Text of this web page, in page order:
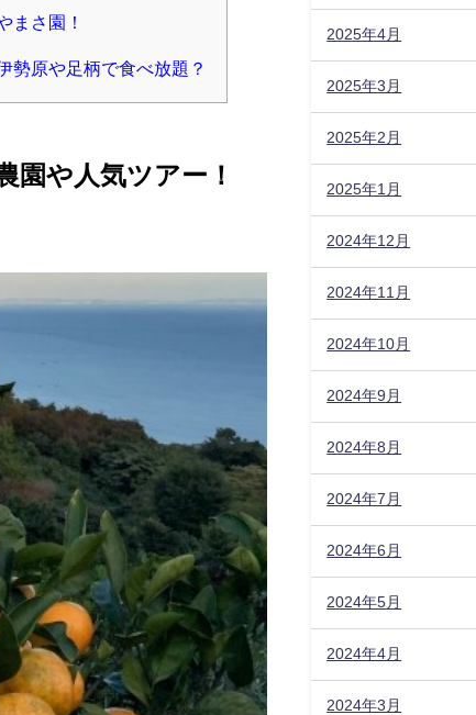
まさ園！
勢原や足柄で食べ放題？
園や人気ツアー！
2025年4月
2025年3月
2025年2月
2025年1月
2024年12月
2024年11月
2024年10月
2024年9月
2024年8月
2024年7月
2024年6月
2024年5月
2024年4月
2024年3月